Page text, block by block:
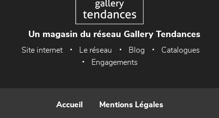
Un magasin du réseau Gallery Tendances
Site internet Le réseau Blog
Catalogues
Engagements
Accueil Mentions Légales